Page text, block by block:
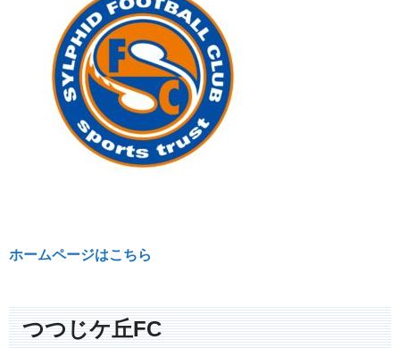
ホームページはこちら
つつじケ丘FC